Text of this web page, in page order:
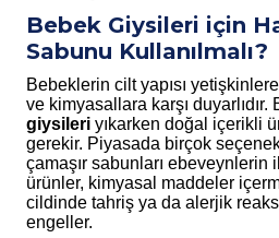
Bebek Giysileri için
Sabunu Kullanılmalı?
Bebeklerin cilt yapısı
ve kimyasallara karşı duyarlıdır.
giysileri yıkarken doğal içerikli
gerekir. Piyasada birçok
çamaşır sabunları ebeveynlerin
ürünler, kimyasal maddeler
cildinde tahriş ya da alerjik
engeller.